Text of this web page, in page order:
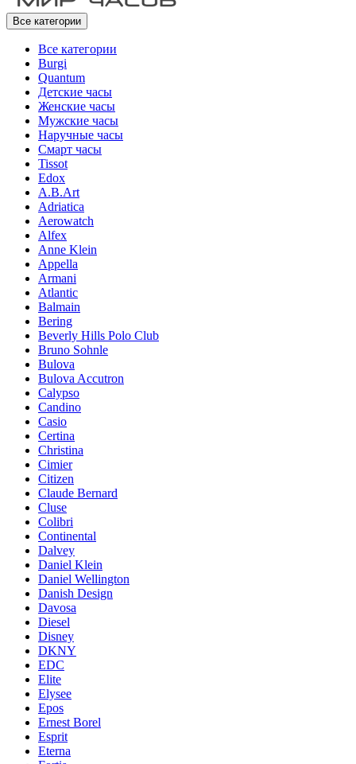
Все категории
Все категории
Burgi
Quantum
Детские часы
Женские часы
Мужские часы
Наручные часы
Смарт часы
Tissot
Edox
A.B.Art
Adriatica
Aerowatch
Alfex
Anne Klein
Appella
Armani
Atlantic
Balmain
Bering
Beverly Hills Polo Club
Bruno Sohnle
Bulova
Bulova Accutron
Calypso
Candino
Casio
Certina
Christina
Cimier
Citizen
Claude Bernard
Cluse
Colibri
Continental
Dalvey
Daniel Klein
Daniel Wellington
Danish Design
Davosa
Diesel
Disney
DKNY
EDC
Elite
Elysee
Epos
Ernest Borel
Esprit
Eterna